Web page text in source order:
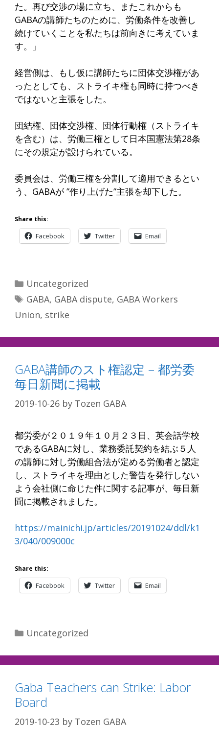
た。再び交渉の場に立ち、またこれからも
GABAの講師たちのために、労働条件を改善し
続けていくことを私たちは前向きに考えていま
す。」
経営側は、もし仮に講師たちに団体交渉権があ
ったとしても、ストライキ権も同時に持つべき
ではないと主張をした。
団結権、団体交渉権、団体行動権（ストライキ
を含む）は、労働三権として日本国憲法第28条
にその規定が設けられている。
委員会は、労働三権を分割して適用できるとい
う、GABAが ”作り上げた”主張を却下した。
Share this:
Facebook Twitter Email
Categories
Uncategorized
Tags
GABA, GABA dispute, GABA Workers
Union, strike
GABA講師のスト権認定 – 都労委
毎日新聞に掲載
2019-10-26 by Tozen GABA
都労委が２０１９年１０月２３日、英会話学校
であるGABAに対し、業務委託契約を結ぶ５人
の講師に対し労働組合法が定める労働者と認定
し、ストライキを理由とした警告を発行しない
よう会社側に命じた件に関する記事が、毎日新
聞に掲載されました。
https://mainichi.jp/articles/20191024/ddl/k1
3/040/009000c
Share this:
Facebook Twitter Email
Categories
Uncategorized
Gaba Teachers can Strike: Labor
Board
2019-10-23 by Tozen GABA